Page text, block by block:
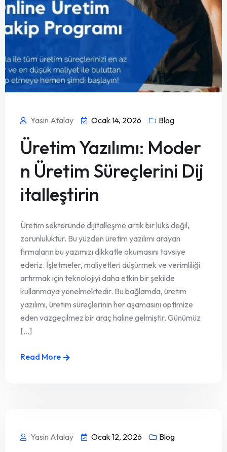
Yasin Atalay Ocak 14, 2026 Blog
Üretim Yazılımı: Moder
n Üretim Süreçlerini Dij
italleştirin
Üretim sektöründe dijitalleşme artık bir lüks değil,
zorunluluktur. Bu yüzden üretim yazılımı arayan
firmaların bu yazımızı dikkatle okumasını tavsiye
ederiz. İşletmeler, maliyetleri düşürmek ve verimliliği
artırmak için teknolojiyi daha etkin bir şekilde
kullanmaya yönelmektedir. Bu bağlamda, üretim
yazılımı, üretim süreçlerinin her aşamasını optimize
eden vazgeçilmez bir araç haline gelmiştir. Günümüz
[...]
Read More
Yasin Atalay Ocak 12, 2026 Blog